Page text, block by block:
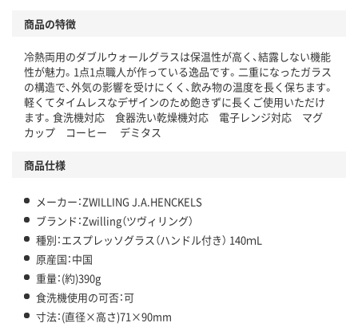
商品の特徴
冷熱両用のダブルウォールグラスは保温性が高く、結露しない機能
性が魅力。1点1点職人が作っている逸品です。二重になったガラス
の構造で、外気の影響を受けにくく、飲み物の温度を長く保ちます。
軽くてタイムレスなデザインのため飽きずに長くご使用いただけ
ます。食洗機対応 食器洗い乾燥機対応 電子レンジ対応 マグ
カップ コーヒー デミタス
商品仕様
メーカー：ZWILLING J.A.HENCKELS
ブランド：Zwilling（ツヴィリング）
種別：エスプレッソグラス（ハンドル付き） 140ｍL
原産国：中国
重量：(約)390g
食洗機使用の可否：可
寸法：(直径×高さ)71×90mm